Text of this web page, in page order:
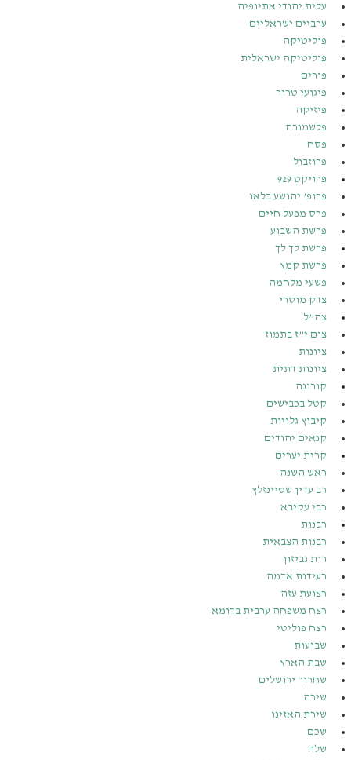
עלית יהודי אתיופיה
ערביים ישראליים
פוליטיקה
פוליטיקה ישראלית
פורים
פיגועי טרור
פיזיקה
פלשמורה
פסח
פרוזבול
פרויקט 929
פרופ’ יהושע בלאו
פרס מפעל חיים
פרשת השבוע
פרשת לך לך
פרשת קמץ
פשעי מלחמה
צדק מוסרי
צה”ל
צום י”ז בתמוז
ציונות
ציונות דתית
קורונה
קטל בכבישים
קיבוץ גלויות
קנאים יהודים
קרית יערים
ראש השנה
רב עדין שטיינזלץ
רבי עקיבא
רבנות
רבנות הצבאית
רות גביזון
רעידות אדמה
רצועת עזה
רצח משפחה ערבית בדומא
רצח פוליטי
שבועות
שבת הארץ
שחרור ירושלים
שירה
שירת האזינו
שכם
שלה